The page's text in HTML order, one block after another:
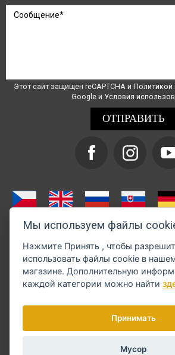
Этот сайт защищен reCAPTCHA и Политикой
Google и Условия
Оплату можно произвести
Мы используем файлы
Нажмите Принять , чтобы
использовать файлы cookie в
магазине. Дополнительную информацию по
каждой категории можно найти
Принимать
Мусор